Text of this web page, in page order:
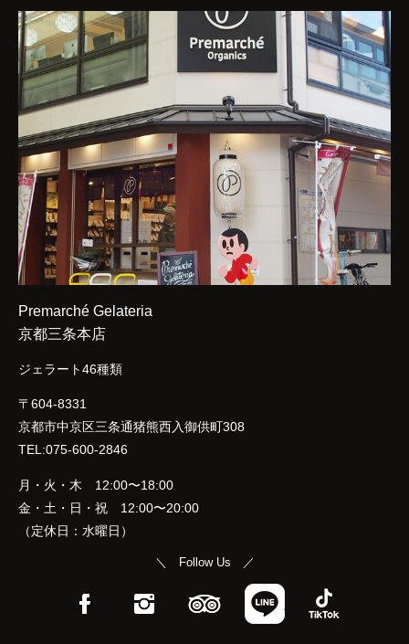
Premarché Gelateria
京都三条本店
ジェラート46種類
〒604-8331
京都市中京区三条通猪熊西入御供町308
TEL:075-600-2846
月・火・木 12:00〜18:00
金・土・日・祝 12:00〜20:00
（定休日：水曜日）
＼ Follow Us ／
FacebookInstagramTripAdvisor
LINE